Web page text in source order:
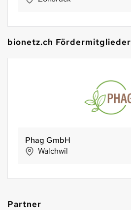
bionetz.ch Fördermitglieder
Phag GmbH
Walchwil
Partner